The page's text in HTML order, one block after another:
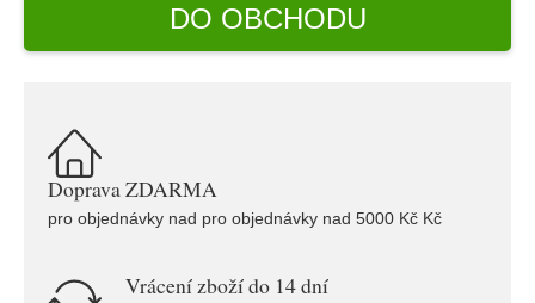
DO OBCHODU
Doprava ZDARMA
pro objednávky nad pro objednávky nad 5000 Kč Kč
Vrácení zboží do 14 dní